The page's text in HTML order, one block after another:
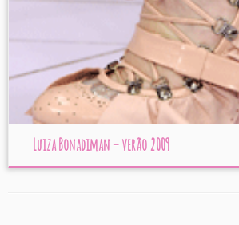
Luiza Bonadiman – verão 2009